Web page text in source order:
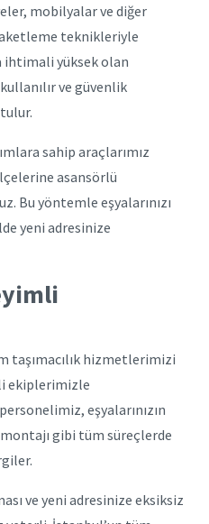
mobilyalar ve diğer
teknikleriyle
ihtimali yüksek olan
ve güvenlik
sahip araçlarımız
asansörlü
Bu yöntemle eşyalarınızı
yeni adresinize
taşımacılık hizmetlerimizi
ekiplerimizle
eşyalarınızın
gibi tüm süreçlerde
ve yeni adresinize eksiksiz